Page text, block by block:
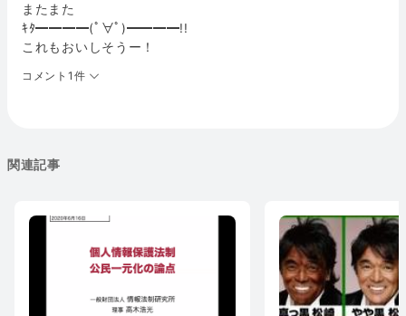
またまた
ｷﾀ━━━━(ﾟ∀ﾟ)━━━━!!
これもおいしそうー！
コメント1件
関連記事